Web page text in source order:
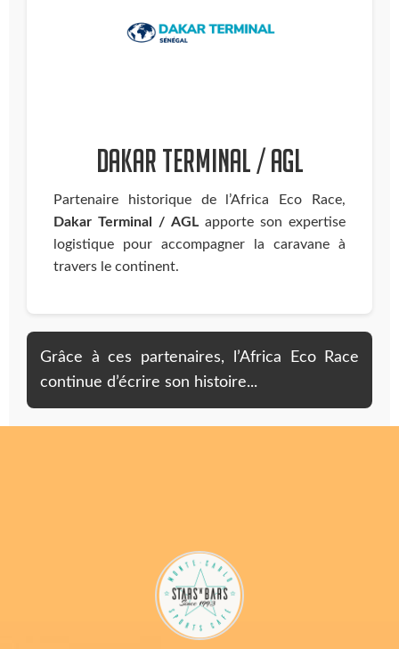
Dakar terminal / AGL
Partenaire historique de l’Africa Eco Race,
Dakar Terminal / AGLapporte son expertise
logistique pour accompagner la caravane à
travers le continent.
Grâce à ces partenaires, l’Africa Eco Race
continue d’écrire son histoire...